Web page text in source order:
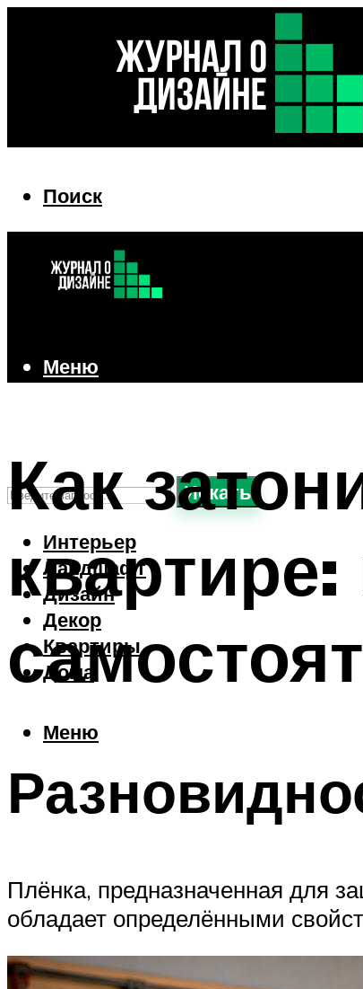
Поиск
Поиск
Искать
Интерьер
Ландшафт
Дизайн
Декор
Квартиры
Дома
Меню
Меню
Как
Плёнка, предназначенная для
обладает определёнными